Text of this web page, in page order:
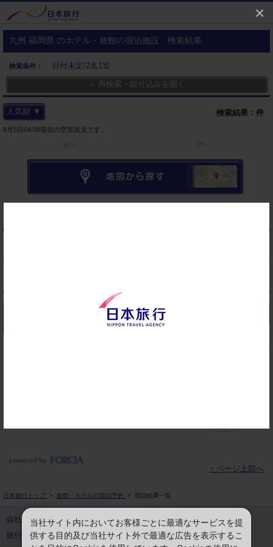
×
九州 福岡県 のホテル・旅館の宿泊施設 検索結果
検索条件：
日付未定/2名1室
＋ 再検索・絞り込みを開く
検索結果： 件
人気順 ▼
8月5日04:00現在の空室状況です。
↑ ページ上部へ
日本旅行トップ > 旅館・ホテルの宿泊予約 > 宿泊結果一覧
会社情報
プライバシーポリシー
旅行業登録票・約款
規約集
当社サイト内においてお客様ごとに最適なサービスを提
供する目的及び当社サイト外で最適な広告を表示するこ